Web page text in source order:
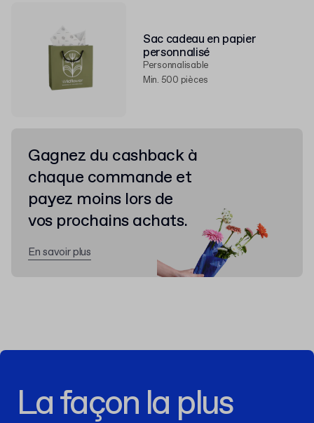
Sac cadeau en papier
personnalisé
Personnalisable
Min. 500 pièces
Gagnez du cashback à
chaque commande et
payez moins lors de
vos prochains achats.
En savoir plus
La façon la plus